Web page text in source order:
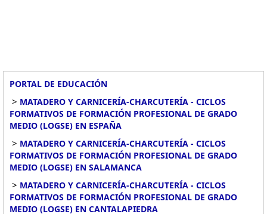
PORTAL DE EDUCACIÓN
> MATADERO Y CARNICERÍA-CHARCUTERÍA - CICLOS
FORMATIVOS DE FORMACIÓN PROFESIONAL DE GRADO
MEDIO (LOGSE) EN ESPAÑA
> MATADERO Y CARNICERÍA-CHARCUTERÍA - CICLOS
FORMATIVOS DE FORMACIÓN PROFESIONAL DE GRADO
MEDIO (LOGSE) EN SALAMANCA
> MATADERO Y CARNICERÍA-CHARCUTERÍA - CICLOS
FORMATIVOS DE FORMACIÓN PROFESIONAL DE GRADO
MEDIO (LOGSE) EN CANTALAPIEDRA